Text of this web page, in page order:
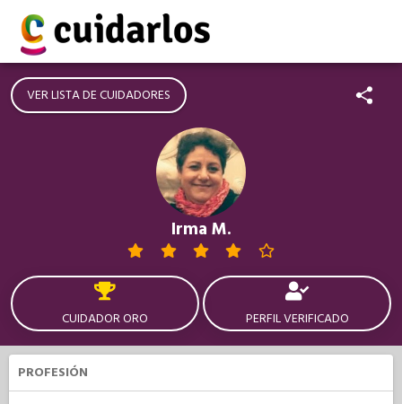
VER LISTA DE CUIDADORES
Irma M.
CUIDADOR ORO PERFIL VERIFICADO
PROFESIÓN